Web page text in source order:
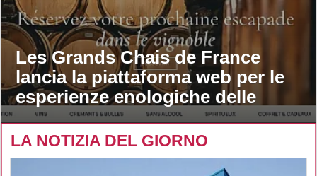
Les Grands Chais de France
lancia la piattaforma web per le
esperienze enologiche delle
maison
LA NOTIZIA DEL GIORNO